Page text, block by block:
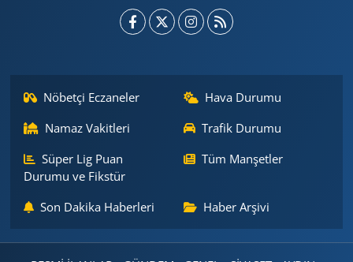
Nöbetçi Eczaneler
Hava Durumu
Namaz Vakitleri
Trafik Durumu
Süper Lig Puan
Durumu ve Fikstür
Tüm Manşetler
Son Dakika Haberleri Haber Arşivi